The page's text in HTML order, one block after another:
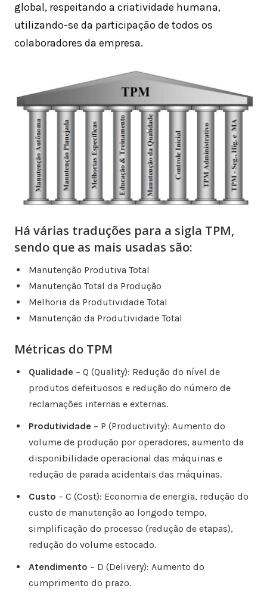
global, respeitando a criatividade humana,
utilizando-se da participação de todos os
colaboradores da empresa.
Há várias traduções para a sigla TPM,
sendo que as mais usadas são:
Manutenção Produtiva Total
Manutenção Total da Produção
Melhoria da Produtividade Total
Manutenção da Produtividade Total
Métricas do TPM
Qualidade – Q (Quality): Redução do nível de
produtos defeituosos e redução do número de
reclamações internas e externas.
Produtividade – P (Productivity): Aumento do
volume de produção por operadores, aumento da
disponibilidade operacional das máquinas e
redução de parada acidentais das máquinas.
Custo – C (Cost): Economia de energia, redução do
custo de manutenção ao longodo tempo,
simplificação do processo (redução de etapas),
redução do volume estocado.
Atendimento – D (Delivery): Aumento do
cumprimento do prazo.